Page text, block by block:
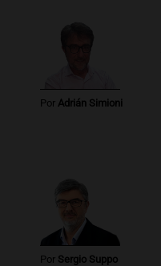
Por Adrián Simioni
Por Sergio Suppo